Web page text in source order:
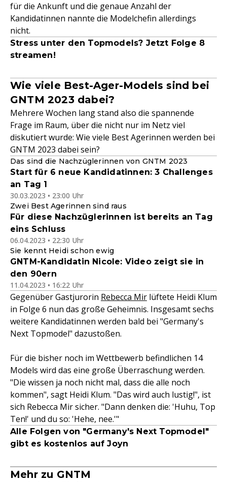
für die Ankunft und die genaue Anzahl der
Kandidatinnen nannte die Modelchefin allerdings
nicht.
Stress unter den Topmodels? Jetzt Folge 8
streamen!
Wie viele Best-Ager-Models sind bei
GNTM 2023 dabei?
Mehrere Wochen lang stand also die spannende
Frage im Raum, über die nicht nur im Netz viel
diskutiert wurde: Wie viele Best Agerinnen werden bei
GNTM 2023 dabei sein?
Das sind die Nachzüglerinnen von GNTM 2023
Start für 6 neue Kandidatinnen: 3 Challenges
an Tag 1
30.03.2023 • 23:00 Uhr
Zwei Best Agerinnen sind raus
Für diese Nachzüglerinnen ist bereits an Tag
eins Schluss
06.04.2023 • 22:30 Uhr
Sie kennt Heidi schon ewig
GNTM-Kandidatin Nicole: Video zeigt sie in
den 90ern
11.04.2023 • 16:22 Uhr
Gegenüber Gastjurorin Rebecca Mir lüftete Heidi Klum
in Folge 6 nun das große Geheimnis. Insgesamt sechs
weitere Kandidatinnen werden bald bei "Germany's
Next Topmodel" dazustoßen.
Für die bisher noch im Wettbewerb befindlichen 14
Models wird das eine große Überraschung werden.
"Die wissen ja noch nicht mal, dass die alle noch
kommen", sagt Heidi Klum. "Das wird auch lustig!", ist
sich Rebecca Mir sicher. "Dann denken die: 'Huhu, Top
Ten!' und du so: 'Hehe, nee.'"
Alle Folgen von "Germany's Next Topmodel"
gibt es kostenlos auf Joyn
Mehr zu GNTM